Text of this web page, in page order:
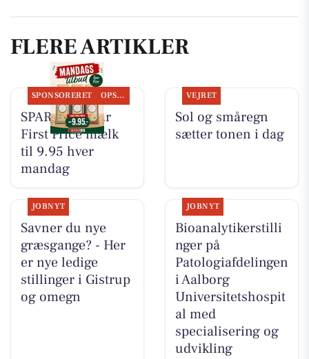
FLERE ARTIKLER
SPONSORERET OPSLAGSTAVLEN
SPAR Visse har
First Price mælk
til 9.95 hver
mandag
VEJRET
Sol og småregn
sætter tonen i dag
JOBNYT
Savner du nye
græsgange? - Her
er nye ledige
stillinger i Gistrup
og omegn
JOBNYT
Bioanalytikerstilli
nger på
Patologiafdelingen
i Aalborg
Universitetshospit
al med
specialisering og
udvikling